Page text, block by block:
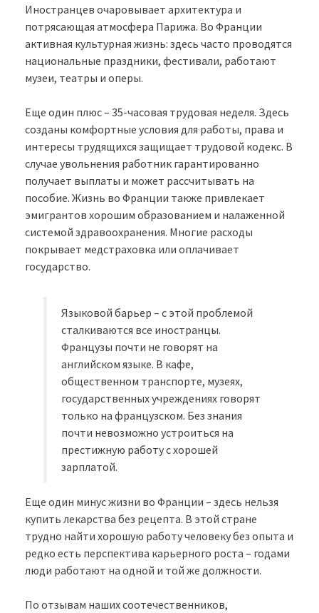
Иностранцев очаровывает архитектура и
потрясающая атмосфера Парижа. Во Франции
активная культурная жизнь: здесь часто проводятся
национальные праздники, фестивали, работают
музеи, театры и оперы.
Еще один плюс – 35-часовая трудовая неделя. Здесь
созданы комфортные условия для работы, права и
интересы трудящихся защищает трудовой кодекс. В
случае увольнения работник гарантированно
получает выплаты и может рассчитывать на
пособие. Жизнь во Франции также привлекает
эмигрантов хорошим образованием и налаженной
системой здравоохранения. Многие расходы
покрывает медстраховка или оплачивает
государство.
Языковой барьер – с этой проблемой
сталкиваются все иностранцы.
Французы почти не говорят на
английском языке. В кафе,
общественном транспорте, музеях,
государственных учреждениях говорят
только на французском. Без знания
почти невозможно устроиться на
престижную работу с хорошей
зарплатой.
Еще один минус жизни во Франции – здесь нельзя
купить лекарства без рецепта. В этой стране
трудно найти хорошую работу человеку без опыта и
редко есть перспектива карьерного роста – годами
люди работают на одной и той же должности.
По отзывам наших соотечественников,